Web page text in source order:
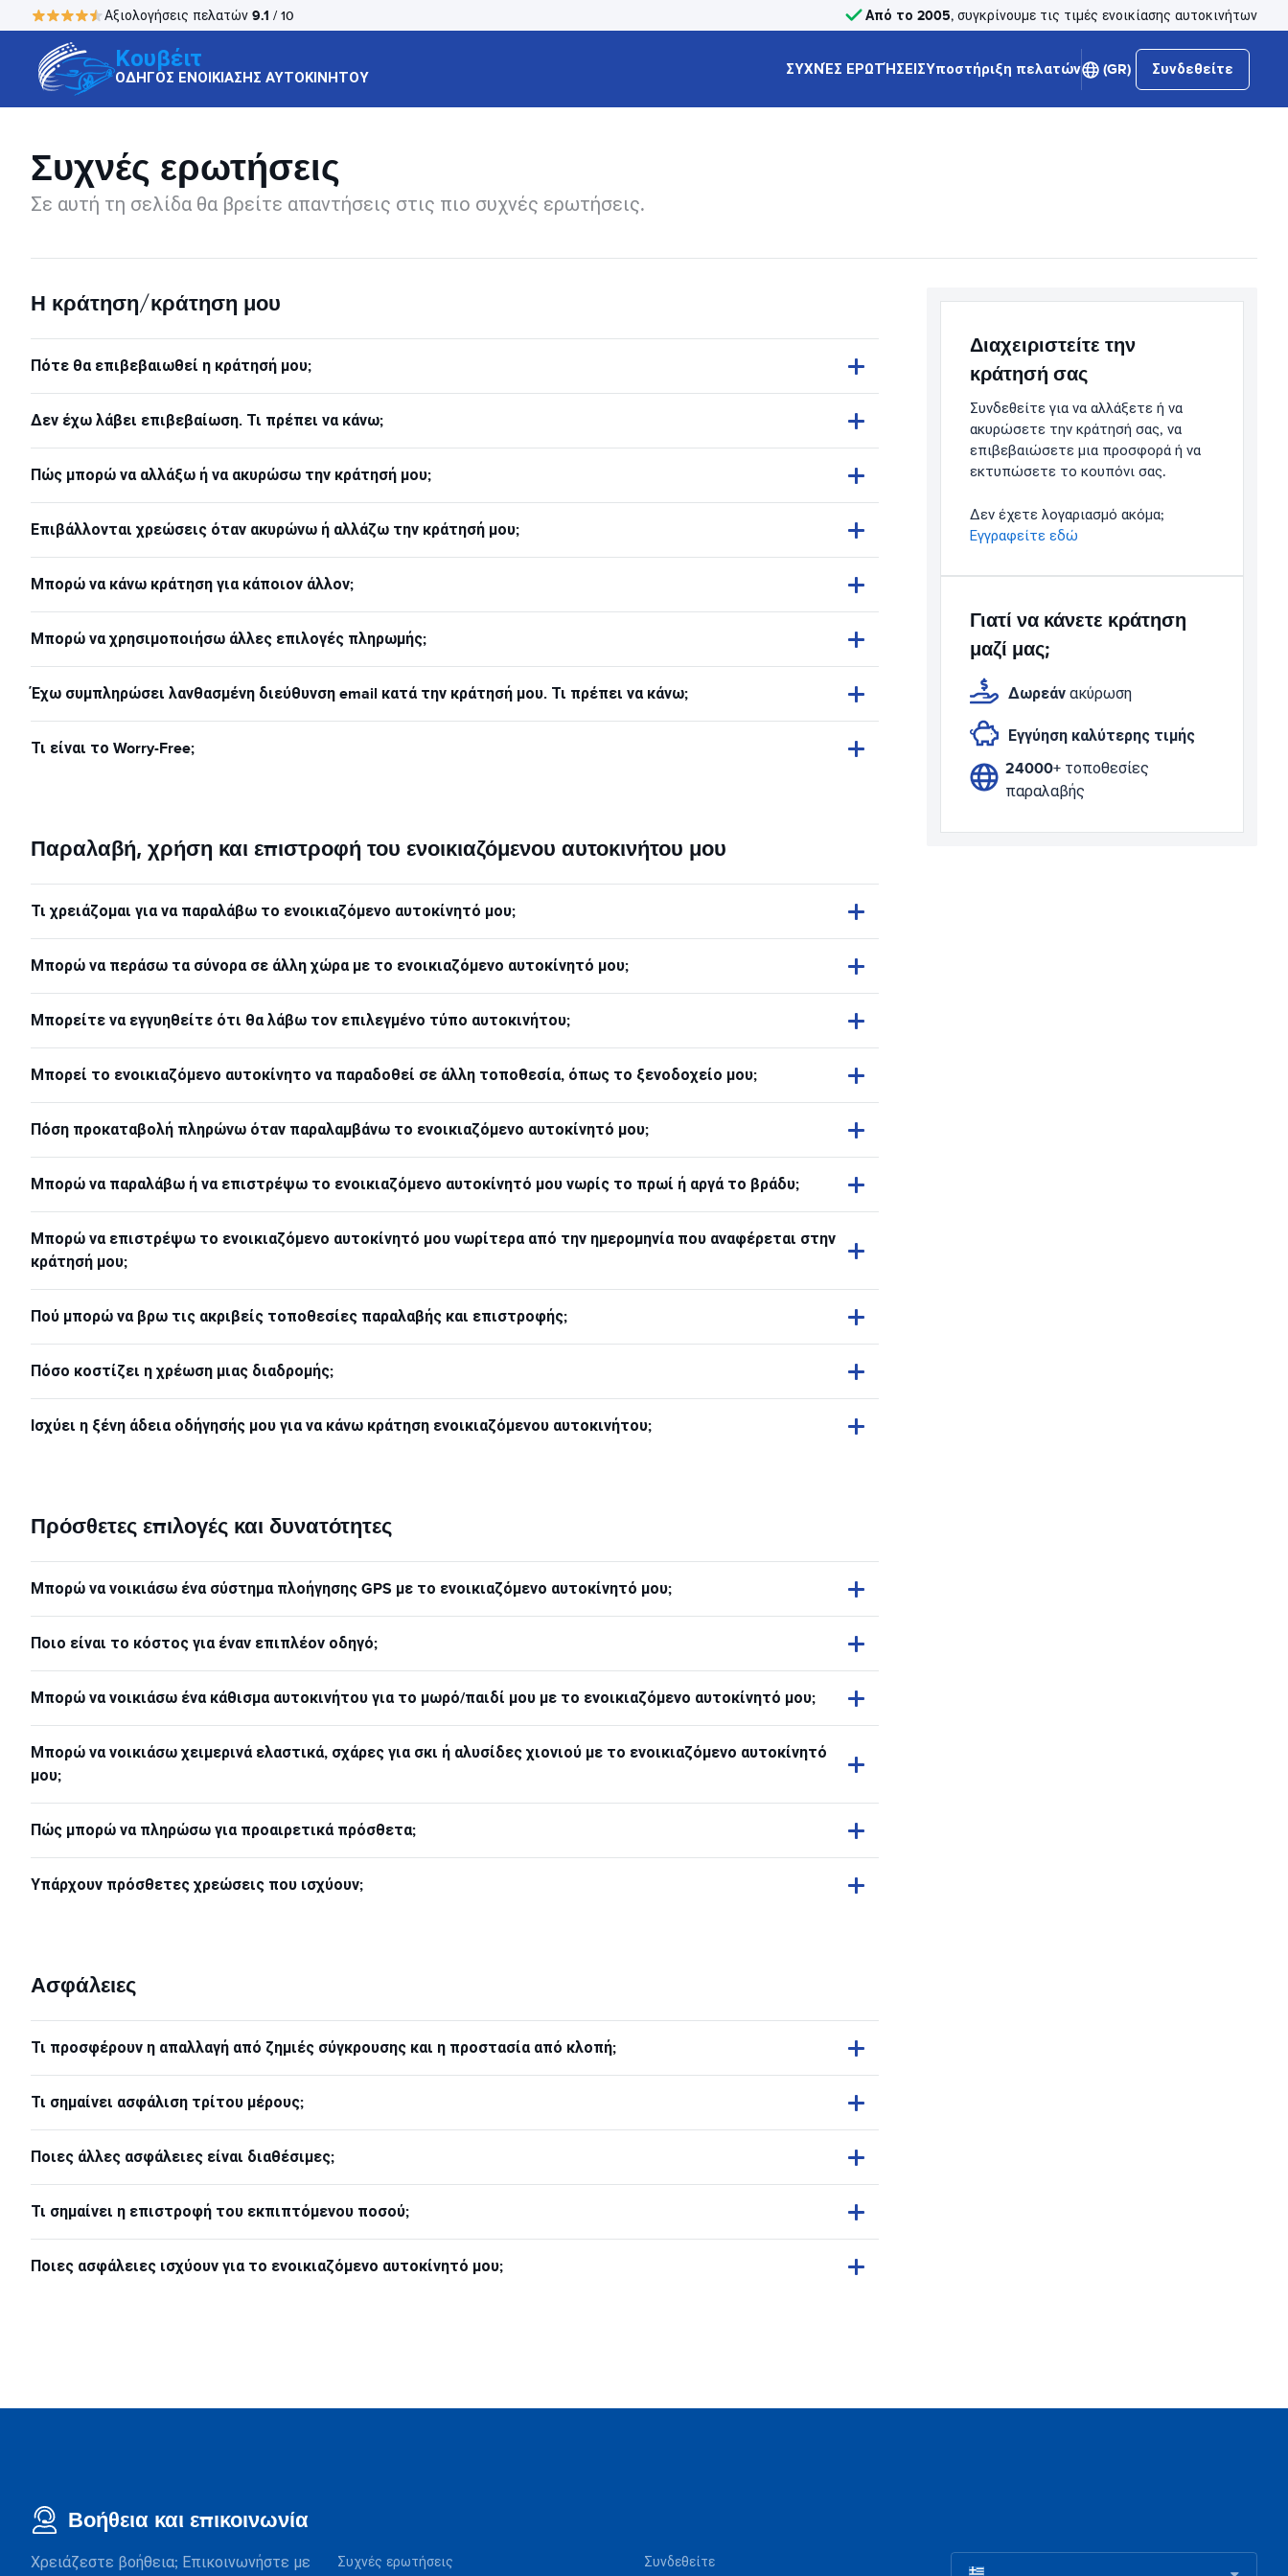
Αξιολογήσεις πελατών 9.1 / 10 Από το 2005, συγκρίνουμε τις τιμές ενοικίασης αυτοκινήτων
Κουβέιτ
ΟΔΗΓΟΣ ΕΝΟΙΚΙΑΣΗΣ ΑΥΤΟΚΙΝΗΤΟΥ ΣΥΧΝΈΣ ΕΡΩΤΉΣΕΙΣΥποστήριξη πελατών (GR) Συνδεθείτε
Συχνές ερωτήσεις
Σε αυτή τη σελίδα θα βρείτε απαντήσεις στις πιο συχνές ερωτήσεις.
Η κράτηση/κράτηση μου
Πότε θα επιβεβαιωθεί η κράτησή μου;
Δεν έχω λάβει επιβεβαίωση. Τι πρέπει να κάνω;
Πώς μπορώ να αλλάξω ή να ακυρώσω την κράτησή μου;
Επιβάλλονται χρεώσεις όταν ακυρώνω ή αλλάζω την κράτησή μου;
Μπορώ να κάνω κράτηση για κάποιον άλλον;
Μπορώ να χρησιμοποιήσω άλλες επιλογές πληρωμής;
Έχω συμπληρώσει λανθασμένη διεύθυνση email κατά την κράτησή μου. Τι πρέπει να κάνω;
Τι είναι το Worry-Free;
Παραλαβή, χρήση και επιστροφή του ενοικιαζόμενου αυτοκινήτου μου
Τι χρειάζομαι για να παραλάβω το ενοικιαζόμενο αυτοκίνητό μου;
Μπορώ να περάσω τα σύνορα σε άλλη χώρα με το ενοικιαζόμενο αυτοκίνητό μου;
Μπορείτε να εγγυηθείτε ότι θα λάβω τον επιλεγμένο τύπο αυτοκινήτου;
Μπορεί το ενοικιαζόμενο αυτοκίνητο να παραδοθεί σε άλλη τοποθεσία, όπως το ξενοδοχείο μου;
Πόση προκαταβολή πληρώνω όταν παραλαμβάνω το ενοικιαζόμενο αυτοκίνητό μου;
Μπορώ να παραλάβω ή να επιστρέψω το ενοικιαζόμενο αυτοκίνητό μου νωρίς το πρωί ή αργά το βράδυ;
Μπορώ να επιστρέψω το ενοικιαζόμενο αυτοκίνητό μου νωρίτερα από την ημερομηνία που αναφέρεται στην
κράτησή μου;
Πού μπορώ να βρω τις ακριβείς τοποθεσίες παραλαβής και επιστροφής;
Πόσο κοστίζει η χρέωση μιας διαδρομής;
Ισχύει η ξένη άδεια οδήγησής μου για να κάνω κράτηση ενοικιαζόμενου αυτοκινήτου;
Πρόσθετες επιλογές και δυνατότητες
Μπορώ να νοικιάσω ένα σύστημα πλοήγησης GPS με το ενοικιαζόμενο αυτοκίνητό μου;
Ποιο είναι το κόστος για έναν επιπλέον οδηγό;
Μπορώ να νοικιάσω ένα κάθισμα αυτοκινήτου για το μωρό/παιδί μου με το ενοικιαζόμενο αυτοκίνητό μου;
Μπορώ να νοικιάσω χειμερινά ελαστικά, σχάρες για σκι ή αλυσίδες χιονιού με το ενοικιαζόμενο αυτοκίνητό
μου;
Πώς μπορώ να πληρώσω για προαιρετικά πρόσθετα;
Υπάρχουν πρόσθετες χρεώσεις που ισχύουν;
Ασφάλειες
Τι προσφέρουν η απαλλαγή από ζημιές σύγκρουσης και η προστασία από κλοπή;
Τι σημαίνει ασφάλιση τρίτου μέρους;
Ποιες άλλες ασφάλειες είναι διαθέσιμες;
Τι σημαίνει η επιστροφή του εκπιπτόμενου ποσού;
Ποιες ασφάλειες ισχύουν για το ενοικιαζόμενο αυτοκίνητό μου;
Διαχειριστείτε την
κράτησή σας
Συνδεθείτε για να αλλάξετε ή να
ακυρώσετε την κράτησή σας, να
επιβεβαιώσετε μια προσφορά ή να
εκτυπώσετε το κουπόνι σας.
Δεν έχετε λογαριασμό ακόμα;
Εγγραφείτε εδώ
Γιατί να κάνετε κράτηση
μαζί μας;
Δωρεάν ακύρωση
Εγγύηση καλύτερης τιμής
24000+τοποθεσίες
παραλαβής
Βοήθεια και επικοινωνία
Χρειάζεστε βοήθεια; Επικοινωνήστε με Συχνές ερωτήσεις Συνδεθείτε